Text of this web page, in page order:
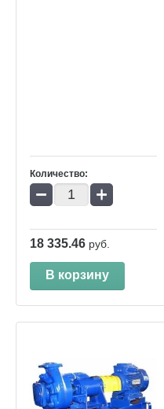
Количество:
− +
18 335.46 руб.
В корзину